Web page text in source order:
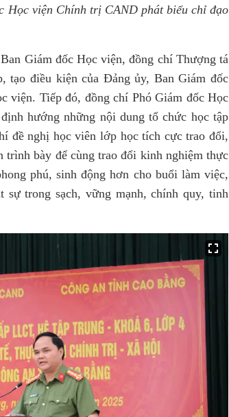
Học viện Chính trị CAND phát biểu chỉ đạo
Giám đốc Học viện, đồng chí Thượng tá
tạo điều kiện của Đảng ủy, Ban Giám đốc
viện. Tiếp đó, đồng chí Phó Giám đốc Học
hướng những nội dung tổ chức học tập
đề nghị học viên lớp học tích cực trao đổi,
trình bày để cùng trao đổi kinh nghiệm thực
phú, sinh động hơn cho buổi làm việc,
sự trong sạch, vững mạnh, chính quy, tinh